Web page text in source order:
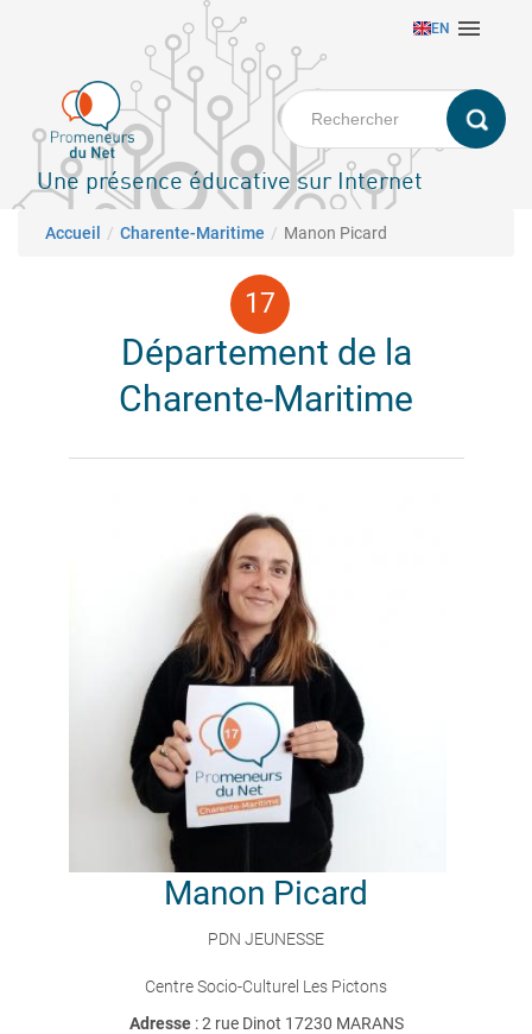
principal
EN 
Une présence éducative sur Internet
Fil d'Ariane
Accueil Charente-Maritime Manon Picard
Département de la
Charente-Maritime
Manon Picard
PDN JEUNESSE
Centre Socio-Culturel Les Pictons
Adresse : 2 rue Dinot 17230 MARANS